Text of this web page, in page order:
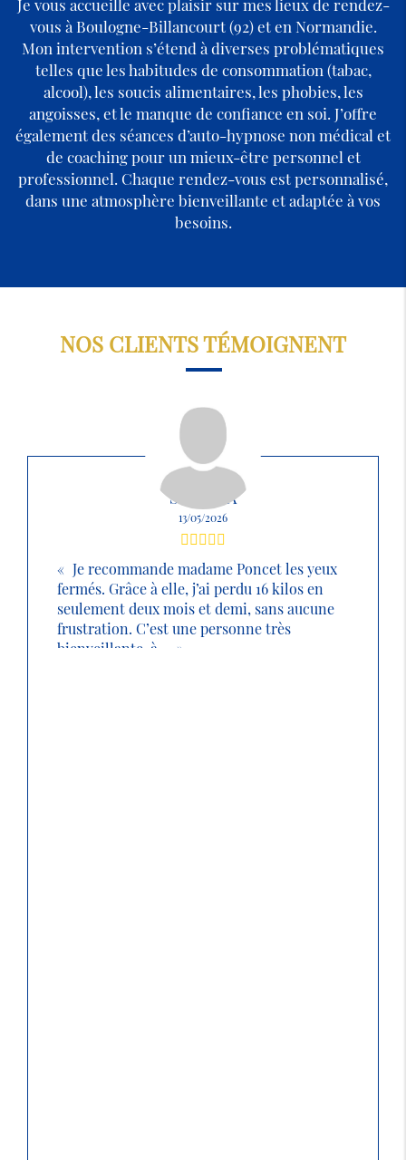
Je vous accueille avec plaisir sur mes lieux de rendez-
vous à Boulogne-Billancourt (92) et en Normandie.
Mon intervention s’étend à diverses problématiques
telles que les habitudes de consommation (tabac,
alcool), les soucis alimentaires, les phobies, les
angoisses, et le manque de confiance en soi. J’offre
également des séances d’auto-hypnose non médical et
de coaching pour un mieux-être personnel et
professionnel. Chaque rendez-vous est personnalisé,
dans une atmosphère bienveillante et adaptée à vos
besoins.
NOS CLIENTS TÉMOIGNENT
SABRINA
13/05/2026
Je recommande madame Poncet les yeux
fermés. Grâce à elle, j’ai perdu 16 kilos en
seulement deux mois et demi, sans aucune
frustration. C’est une personne très
bienveillante, à ...